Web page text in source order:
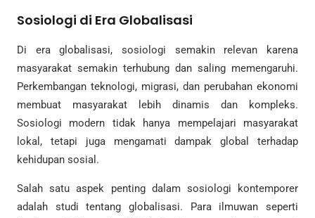
Sosiologi di Era Globalisasi
Di era globalisasi, sosiologi semakin relevan karena
masyarakat semakin terhubung dan saling memengaruhi.
Perkembangan teknologi, migrasi, dan perubahan ekonomi
membuat masyarakat lebih dinamis dan kompleks.
Sosiologi modern tidak hanya mempelajari masyarakat
lokal, tetapi juga mengamati dampak global terhadap
kehidupan sosial.
Salah satu aspek penting dalam sosiologi kontemporer
adalah studi tentang globalisasi. Para ilmuwan seperti